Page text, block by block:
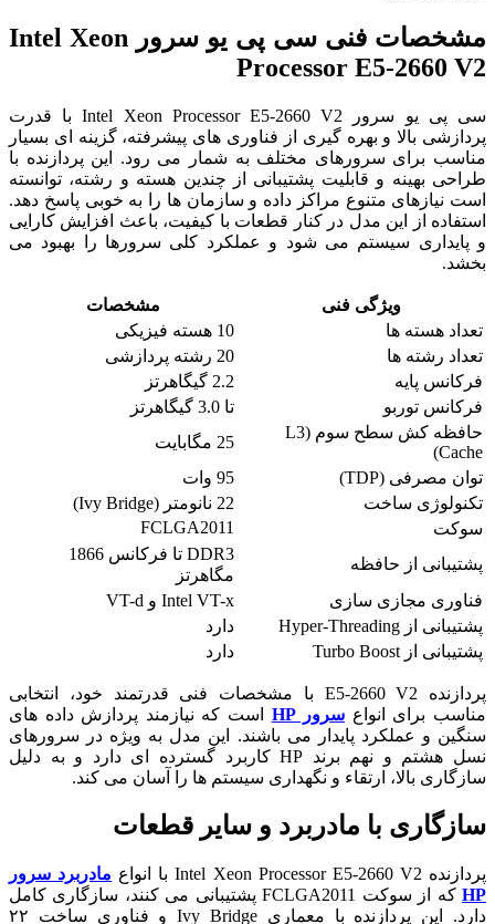
مشخصات فنی سی پی یو سرور Intel Xeon
Processor E5-2660 V2
سی پی یو سرور Intel Xeon Processor E5-2660 V2 با قدرت
پردازشی بالا و بهره گیری از فناوری های پیشرفته، گزینه ای بسیار
مناسب برای سرورهای مختلف به شمار می رود. این پردازنده با
طراحی بهینه و قابلیت پشتیبانی از چندین هسته و رشته، توانسته
است نیازهای متنوع مراکز داده و سازمان ها را به خوبی پاسخ دهد.
استفاده از این مدل در کنار قطعات با کیفیت، باعث افزایش کارایی
و پایداری سیستم می شود و عملکرد کلی سرورها را بهبود می
بخشد.
ویژگی فنی
مشخصات
تعداد هسته ها
10 هسته فیزیکی
تعداد رشته ها
20 رشته پردازشی
فرکانس پایه
2.2 گیگاهرتز
فرکانس توربو
تا 3.0 گیگاهرتز
حافظه کش سطح سوم (L3
Cache)
25 مگابایت
توان مصرفی (TDP)
95 وات
تکنولوژی ساخت
22 نانومتر (Ivy Bridge)
سوکت
FCLGA2011
پشتیبانی از حافظه
DDR3 تا فرکانس 1866
مگاهرتز
فناوری مجازی سازی
Intel VT-x و VT-d
پشتیبانی از Hyper-Threading
دارد
پشتیبانی از Turbo Boost
دارد
پردازنده E5-2660 V2 با مشخصات فنی قدرتمند خود، انتخابی
مناسب برای انواع سرور HP
است که نیازمند پردازش داده های
سنگین و عملکرد پایدار می باشند. این مدل به ویژه در سرورهای
نسل هشتم و نهم برند HP کاربرد گسترده ای دارد و به دلیل
سازگاری بالا، ارتقاء و نگهداری سیستم ها را آسان می کند.
سازگاری با مادربرد و سایر قطعات
پردازنده Intel Xeon Processor E5-2660 V2 با انواع
مادربرد سرور
HP
که از سوکت FCLGA2011 پشتیبانی می کنند، سازگاری کامل
دارد. این پردازنده با معماری Ivy Bridge و فناوری ساخت ۲۲